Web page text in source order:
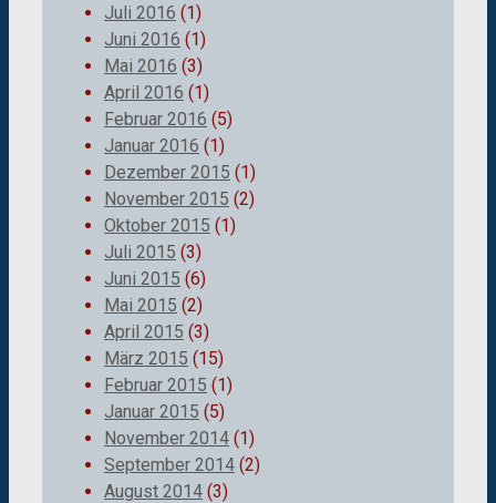
Juli 2016 (1)
Juni 2016 (1)
Mai 2016 (3)
April 2016 (1)
Februar 2016 (5)
Januar 2016 (1)
Dezember 2015 (1)
November 2015 (2)
Oktober 2015 (1)
Juli 2015 (3)
Juni 2015 (6)
Mai 2015 (2)
April 2015 (3)
März 2015 (15)
Februar 2015 (1)
Januar 2015 (5)
November 2014 (1)
September 2014 (2)
August 2014 (3)